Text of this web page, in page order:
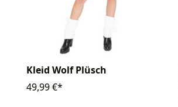
Kleid Wolf Plüsch
49,99 €*